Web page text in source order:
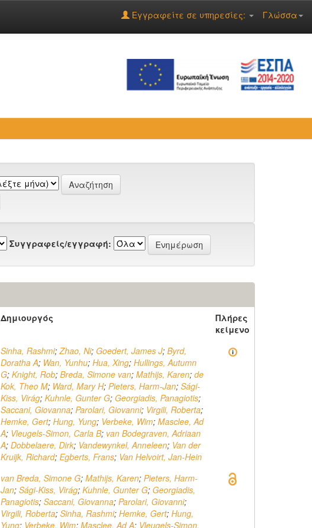
Γλώσσα
Εγγραφείτε σε υπηρεσίες:
Συγγραφείς/εγγραφή:
Δημιουργός
Πλήρες
κείμενο
Sinha, Rashmi;Zhao, Ni; Goedert, James J; Byrd,
Doratha A; Wan, Yunhu; Hua, Xing; Hullings, Autumn
G; Knight, Rob; Breda, Simone van; Mathijs, Karen; de
Kok, Theo M; Ward, Mary H; Pieters, Harm-Jan; Sági-
Kiss, Virág; Kuhnle, Gunter G; Georgiadis, Panagiotis;
Saccani, Giovanna; Parolari, Giovanni; Virgili, Roberta;
Hemke, Gert; Hung, Yung; Verbeke, Wim; Masclee, Ad
A; Vleugels-Simon, Carla B; van Bodegraven, Adriaan
A; Dobbelaere, Dirk; Vandewynkel, Anneleen; Van der
Kruijk, Richard; Egberts, Frans; Van Helvoirt, Jan-Hein
van Breda, Simone G; Mathijs, Karen; Pieters, Harm-
Jan; Sági-Kiss, Virág; Kuhnle, Gunter G; Georgiadis,
Panagiotis; Saccani, Giovanna; Parolari, Giovanni;
Virgili, Roberta; Sinha, Rashmi; Hemke, Gert; Hung,
Yung; Verbeke, Wim; Masclee, Ad A; Vleugels-Simon,